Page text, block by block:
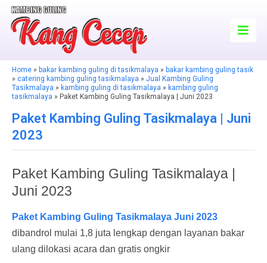
Home » bakar kambing guling di tasikmalaya » bakar kambing guling tasik
» catering kambing guling tasikmalaya » Jual Kambing Guling
Tasikmalaya » kambing guling di tasikmalaya » kambing guling
tasikmalaya » Paket Kambing Guling Tasikmalaya | Juni 2023
Paket Kambing Guling Tasikmalaya | Juni
2023
Paket Kambing Guling Tasikmalaya |
Juni 2023
Paket Kambing Guling Tasikmalaya Juni 2023
dibandrol mulai 1,8 juta lengkap dengan layanan bakar
ulang dilokasi acara dan gratis ongkir